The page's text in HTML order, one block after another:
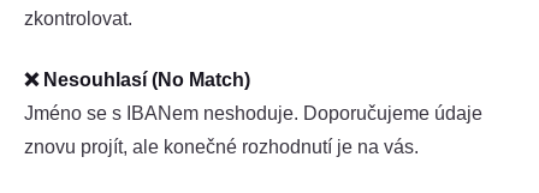
zkontrolovat.
❌ Nesouhlasí (No Match)
Jméno se s IBANem neshoduje. Doporučujeme údaje
znovu projít, ale konečné rozhodnutí je na vás.